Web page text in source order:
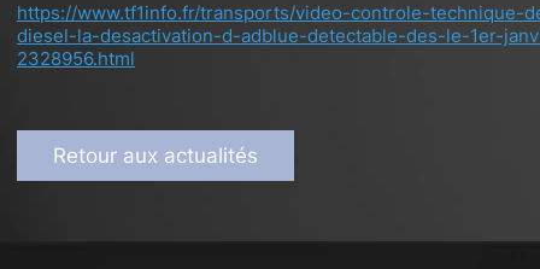
https://www.tf1info.fr/transports/video-controle-technique-
diesel-la-desactivation-d-adblue-detectable-des-le-1er-
2328956.html
Retour aux actualités